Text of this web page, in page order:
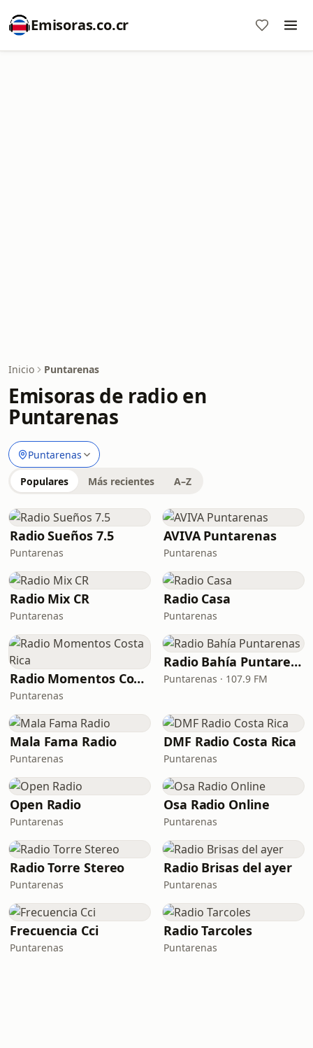
Emisoras.co.cr
Inicio Puntarenas
Emisoras de radio en
Puntarenas
Puntarenas
Populares Más recientes A–Z
Radio Sueños 7.5
Puntarenas
AVIVA Puntarenas
Puntarenas
Radio Mix CR
Puntarenas
Radio Casa
Puntarenas
Radio Momentos Costa Rica
Puntarenas
Radio Bahía Puntarenas
Puntarenas · 107.9 FM
Mala Fama Radio
Puntarenas
DMF Radio Costa Rica
Puntarenas
Open Radio
Puntarenas
Osa Radio Online
Puntarenas
Radio Torre Stereo
Puntarenas
Radio Brisas del ayer
Puntarenas
Frecuencia Cci
Puntarenas
Radio Tarcoles
Puntarenas